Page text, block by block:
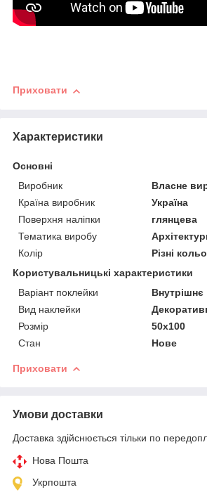
Приховати
Характеристики
Основні
Виробник
Власне
Країна виробник
Україна
Поверхня наліпки
глянцева
Тематика виробу
Колір
Різні
Користувальницькі характеристики
Варіант поклейки
Внутрішнє
Вид наклейки
Розмір
50х100
Стан
Нове
Приховати
Умови доставки
Доставка здійснюється тільки по
Нова Пошта
Укрпошта